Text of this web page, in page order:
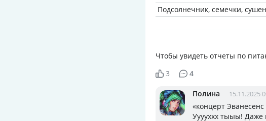
Подсолнечник, семечки,
Чтобы увидеть отчеты по
3
4
Полина 15.11.2025
«концерт
Ууууххх тыыы! Даже